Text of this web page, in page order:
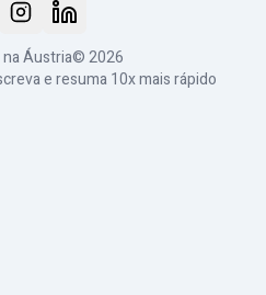
Áustria© 2026
e resuma 10x mais rápido